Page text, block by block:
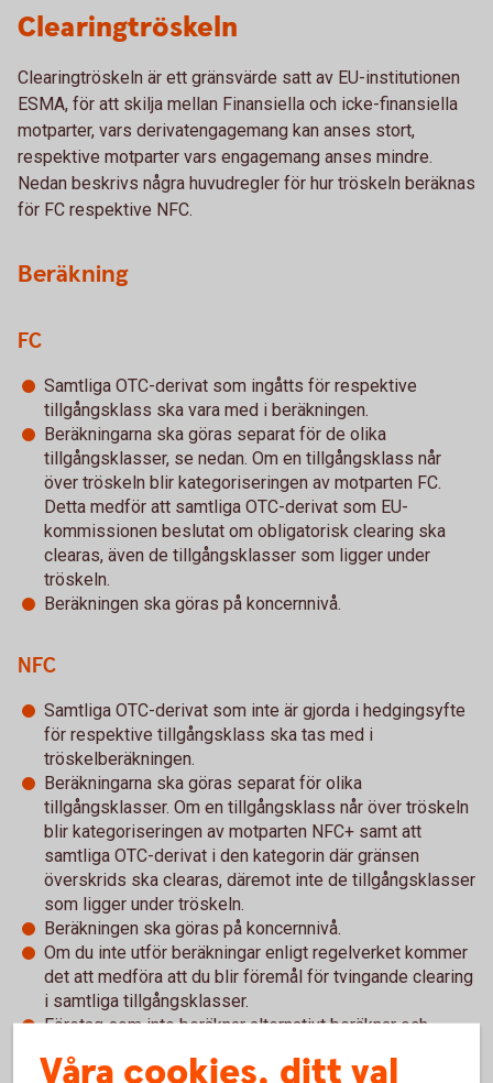
Clearingtröskeln
Clearingtröskeln är ett gränsvärde satt av EU-institutionen
ESMA, för att skilja mellan Finansiella och icke-finansiella
motparter, vars derivatengagemang kan anses stort,
respektive motparter vars engagemang anses mindre.
Nedan beskrivs några huvudregler för hur tröskeln beräknas
för FC respektive NFC.
Beräkning
FC
Samtliga OTC-derivat som ingåtts för respektive
tillgångsklass ska vara med i beräkningen.
Beräkningarna ska göras separat för de olika
tillgångsklasser, se nedan. Om en tillgångsklass når
över tröskeln blir kategoriseringen av motparten FC.
Detta medför att samtliga OTC-derivat som EU-
kommissionen beslutat om obligatorisk clearing ska
clearas, även de tillgångsklasser som ligger under
tröskeln.
Beräkningen ska göras på koncernnivå.
NFC
Samtliga OTC-derivat som inte är gjorda i hedgingsyfte
för respektive tillgångsklass ska tas med i
tröskelberäkningen.
Beräkningarna ska göras separat för olika
tillgångsklasser. Om en tillgångsklass når över tröskeln
blir kategoriseringen av motparten NFC+ samt att
samtliga OTC-derivat i den kategorin där gränsen
överskrids ska clearas, däremot inte de tillgångsklasser
som ligger under tröskeln.
Beräkningen ska göras på koncernnivå.
Om du inte utför beräkningar enligt regelverket kommer
det att medföra att du blir föremål för tvingande clearing
i samtliga tillgångsklasser.
Företag som inte beräknar alternativt beräknar och
notifiera ESMA och Finansinspektionen.
Våra cookies, ditt val